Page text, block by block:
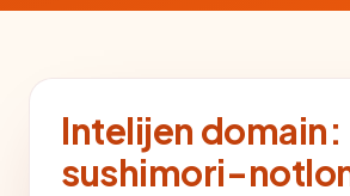
Intelijen domain:
sushimori-